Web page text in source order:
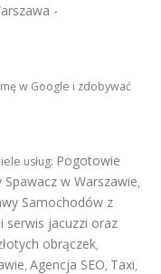
-
w Google i zdobywać
usług: Pogotowie
Spawacz w Warszawie,
Samochodów z
serwis jacuzzi oraz
obrączek,
, Agencja SEO, Taxi,